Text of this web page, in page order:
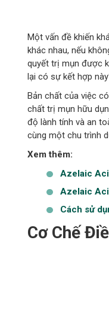
Một vấn đề khiến
khác nhau, nếu
quyết trị mụn được
lại có sự kết hợp
Bản chất của việc
chất trị mụn hữu
độ lành tính và an
cùng một chu trình
Xem thêm:
Azelaic
Azelaic
Cách sử
Cơ Chế